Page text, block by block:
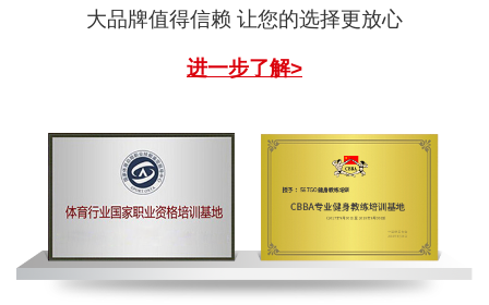
大品牌值得信赖 让您的选择更放心
进一步了解>